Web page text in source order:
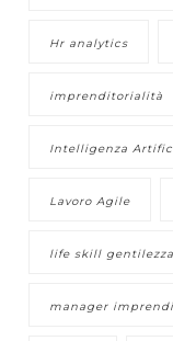
Hr analytics
imprenditorialità
Intelligenza
Lavoro Agile
life skill
manager